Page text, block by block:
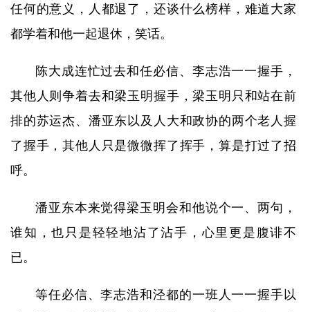
任何的意义，人都退了，还谈什么榜样，难道大家
都学着和他一起退休，笑话。
陈大成连忙过去和任必信、李志浩一一握手，
其他人则争着去和梁玉明握手，梁玉明只和站在前
排的苏运杰、潘亚东以及人大和政协的两个老人握
了握手，其他人只是微微挥了挥手，算是打过了招
呼。
潘亚东本来觉得梁玉明会和他说个一、两句，
谁知，也只是轻轻地沾了沾手，心里更是腹诽不
已。
等任必信、李志浩和泾都的一班人一一握手以